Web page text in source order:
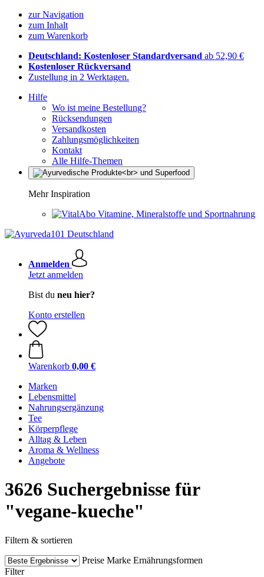
zur Navigation
zum Inhalt
zum Warenkorb
Deutschland: Kostenloser Standardversand ab 52,90 €
Kostenloser Rückversand
Zustellung in 2 Werktagen.
Hilfe
Wo ist meine Bestellung?
Rücksendungen
Versandkosten
Zahlungsmöglichkeiten
Kontakt
Alle Hilfe-Themen
Mehr Inspiration
Vitamine, Mineralstoffe und Sportnahrung
Anmelden
Jetzt anmelden
Bist du neu hier?
Konto erstellen
Warenkorb 0,00 €
Marken
Lebensmittel
Nahrungsergänzung
Tee
Körperpflege
Alltag & Leben
Aroma & Wellness
Angebote
3626 Suchergebnisse für
"vegane-kueche"
Filtern & sortieren
Preise Marke Ernährungsformen
Filter